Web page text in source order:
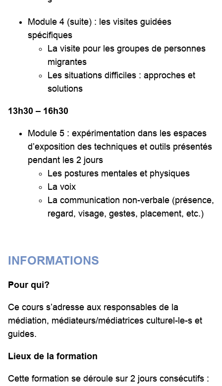
Module 4 (suite) : les visites guidées
spécifiques
La visite pour les groupes de personnes
migrantes
Les situations difficiles : approches et
solutions
13h30 – 16h30
Module 5 : expérimentation dans les espaces
d’exposition des techniques et outils présentés
pendant les 2 jours
Les postures mentales et physiques
La voix
La communication non-verbale (présence,
regard, visage, gestes, placement, etc.)
INFORMATIONS
Pour qui?
Ce cours s’adresse aux responsables de la
médiation, médiateurs/médiatrices culturel-le-s et
guides.
Lieux de la formation
Cette formation se déroule sur 2 jours consécutifs :